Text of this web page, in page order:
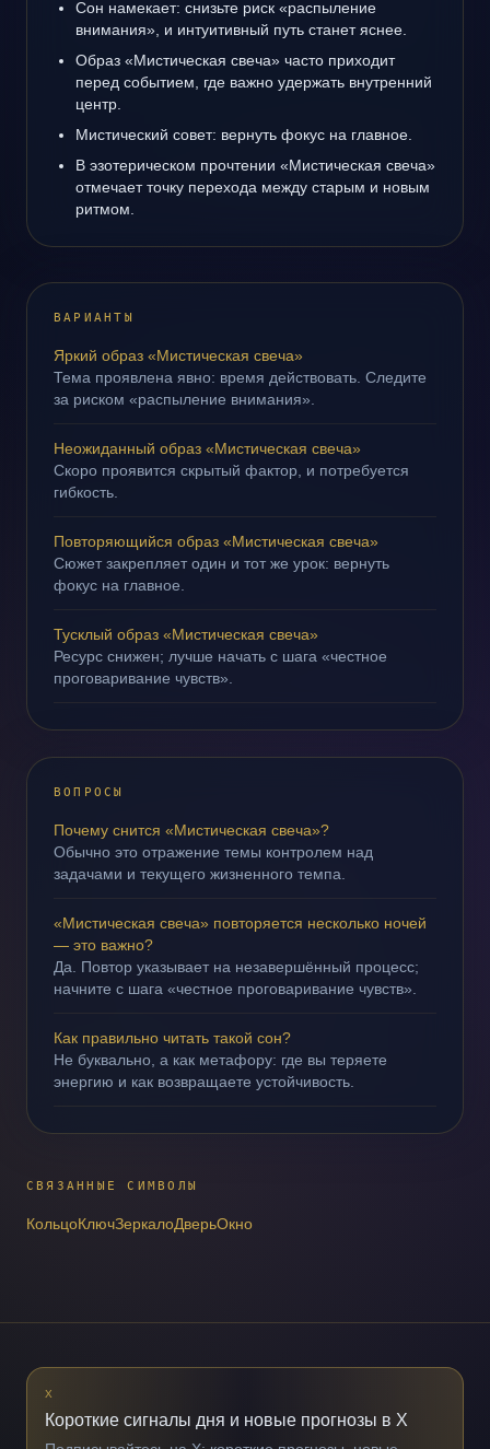
Сон намекает: снизьте риск «распыление
внимания», и интуитивный путь станет яснее.
Образ «Мистическая свеча» часто приходит
перед событием, где важно удержать внутренний
центр.
Мистический совет: вернуть фокус на главное.
В эзотерическом прочтении «Мистическая свеча»
отмечает точку перехода между старым и новым
ритмом.
ВАРИАНТЫ
Яркий образ «Мистическая свеча»
Тема проявлена явно: время действовать. Следите
за риском «распыление внимания».
Неожиданный образ «Мистическая свеча»
Скоро проявится скрытый фактор, и потребуется
гибкость.
Повторяющийся образ «Мистическая свеча»
Сюжет закрепляет один и тот же урок: вернуть
фокус на главное.
Тусклый образ «Мистическая свеча»
Ресурс снижен; лучше начать с шага «честное
проговаривание чувств».
ВОПРОСЫ
Почему снится «Мистическая свеча»?
Обычно это отражение темы контролем над
задачами и текущего жизненного темпа.
«Мистическая свеча» повторяется несколько ночей
— это важно?
Да. Повтор указывает на незавершённый процесс;
начните с шага «честное проговаривание чувств».
Как правильно читать такой сон?
Не буквально, а как метафору: где вы теряете
энергию и как возвращаете устойчивость.
СВЯЗАННЫЕ СИМВОЛЫ
КольцоКлючЗеркалоДверьОкно
X
Короткие сигналы дня и новые прогнозы в X